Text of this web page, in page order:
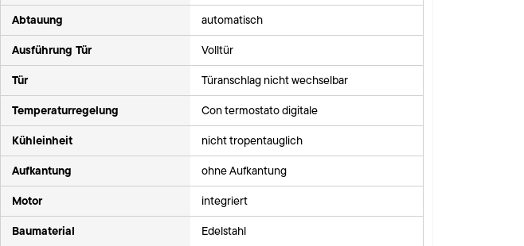
Abtauung automatisch
Ausführung Tür Volltür
Tür Türanschlag nicht wechselbar
Temperaturregelung Con termostato digitale
Kühleinheit nicht tropentauglich
Aufkantung ohne Aufkantung
Motor integriert
Baumaterial Edelstahl